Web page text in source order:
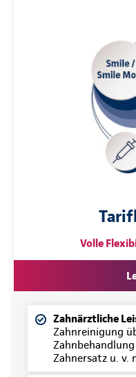
Volle
Zahnärztliche
Zahnreinigung
Zahnersatz u. v.